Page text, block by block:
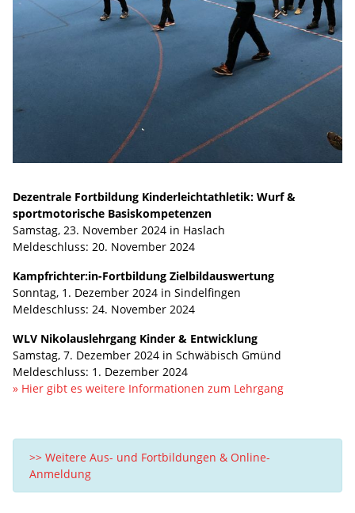
Dezentrale Fortbildung Kinderleichtathletik: Wurf &
sportmotorische Basiskompetenzen
Samstag, 23. November 2024 in Haslach
Meldeschluss: 20. November 2024
Kampfrichter:in-Fortbildung Zielbildauswertung
Sonntag, 1. Dezember 2024 in Sindelfingen
Meldeschluss: 24. November 2024
WLV Nikolauslehrgang Kinder & Entwicklung
Samstag, 7. Dezember 2024 in Schwäbisch Gmünd
Meldeschluss: 1. Dezember 2024
» Hier gibt es weitere Informationen zum Lehrgang
>> Weitere Aus- und Fortbildungen & Online-
Anmeldung